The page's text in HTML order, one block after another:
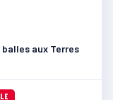
aux Terres